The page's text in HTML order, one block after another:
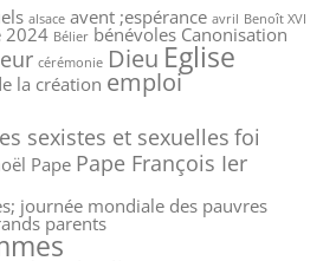
alsace avent ;espérance avril Benoît XVI
2024 Bélier bénévoles Canonisation
cérémonie Dieu Eglise
la création emploi
sexistes et sexuelles foi
Pape Pape François Ier
journée mondiale des pauvres
parents